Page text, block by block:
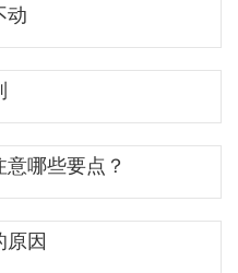
动
哪些要点？
原因